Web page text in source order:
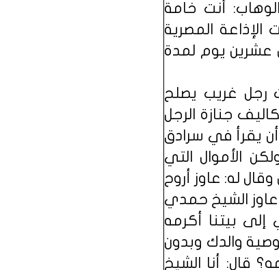
أنت خامة
إلى اختبارات الإذاعة المصرية
عشرين يوم لمدة
رجل غريب يصلح
جنازة الرجل
يقرأ في سرادق
الأموال التي
له: عاوز أروح
الشيخ حمدي
بيتنا أكرمه
والدك وبدون
قال: أنا الشيخ